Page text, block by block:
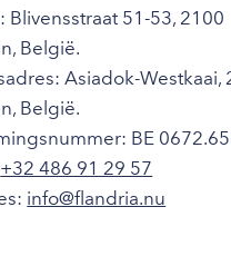
Blivensstraat 51-53, 2100
België.
Asiadok-Westkaai,
België.
BE
+32 486 91 29 57
info@flandria.nu